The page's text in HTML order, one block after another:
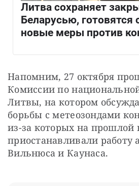
Литва сохраняет
Беларусью, готовятся
новые меры против
Напомним, 27 октября
Комиссии по
Литвы, на котором
борьбы с метеозондами
из-за которых на прошлой
приостанавливали работу
Вильнюса и Каунаса.